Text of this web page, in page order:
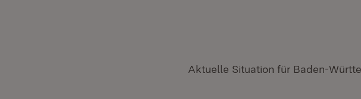
Aktuelle Situation für Baden-